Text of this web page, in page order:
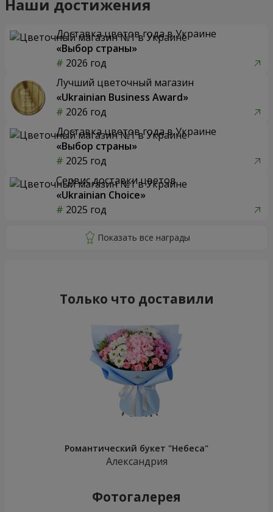
Наши достижения
Доставка цветов года в Украине
«Выбор страны»
2026 год
Лучший цветочный магазин
«Ukrainian Business Award»
2026 год
Доставка цветов года в Украине
«Выбор страны»
2025 год
Сервис доставки цветов
«Ukrainian Choice»
2025 год
Только что доставили
Романтический букет "Небеса"
Александрия
Фотогалерея